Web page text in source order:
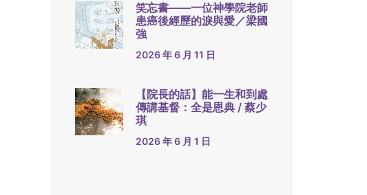
笑忘書——一位神學院老師
患癌後經歷的淚與愛／梁國
強
2026 年 6 月 11 日
【院長的話】能一生和到處
傳講基督：全是恩典 / 蔡少
琪
2026 年 6 月 1 日